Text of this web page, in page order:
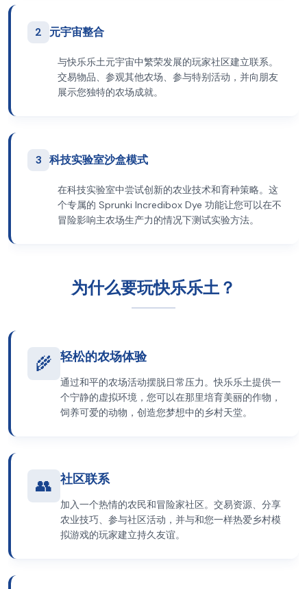
2 元宇宙整合
与快乐乐土元宇宙中繁荣发展的玩家社区建立联系。
交易物品、参观其他农场、参与特别活动，并向朋友
展示您独特的农场成就。
3 科技实验室沙盒模式
在科技实验室中尝试创新的农业技术和育种策略。这
个专属的 Sprunki Incredibox Dye 功能让您可以在不
冒险影响主农场生产力的情况下测试实验方法。
为什么要玩快乐乐土？
🌾 轻松的农场体验
通过和平的农场活动摆脱日常压力。快乐乐土提供一
个宁静的虚拟环境，您可以在那里培育美丽的作物，
饲养可爱的动物，创造您梦想中的乡村天堂。
👥 社区联系
加入一个热情的农民和冒险家社区。交易资源、分享
农业技巧、参与社区活动，并与和您一样热爱乡村模
拟游戏的玩家建立持久友谊。